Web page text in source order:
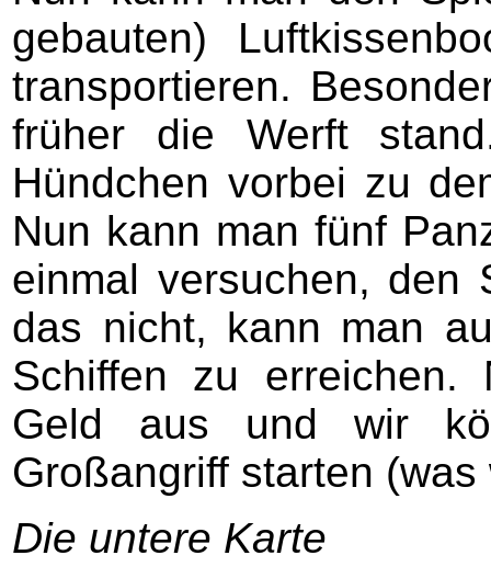
gebauten)
transportieren.
früher die Werft
Hündchen vorbei zu
Nun kann man fünf
einmal versuchen, den
das nicht, kann man
Schiffen zu
Geld aus und wir
Großangriff starten
Die untere Karte